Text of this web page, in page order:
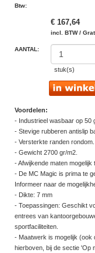
Btw:
€ 167,64
incl. BTW /
AANTAL:
stuk(s)
Voordelen:
- Industrieel wasbaar op 50
- Stevige rubberen antislip
- Versterkte randen rondom.
- Gewicht 2700 gr/m2.
- Afwijkende maten mogelijk
- De MC Magic is prima te
Informeer naar de
- Dikte: 7 mm
- Toepassingen: Geschikt
entrees van
sportfaciliteiten.
- Maatwerk is mogelijk (ook
hierboven, bij de sectie 'Op